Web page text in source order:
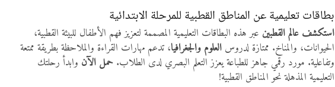
بطاقات تعليمية عن المناطق القطبية للمرحلة الابتدائية
استكشف عالم القطبين عبر هذه البطاقات التعليمية المصممة لتعزيز فهم الأطفال للبيئة القطبية،
الحيوانات، والمناخ. ممتازة لدروس العلوم والجغرافيا، تدعم مهارات القراءة والملاحظة بطريقة ممتعة
وتفاعلية. مورد رقمي جاهز للطباعة يعزز التعلم البصري لدى الطلاب. حمل الآن وابدأ رحلتك
التعليمية المذهلة نحو المناطق القطبية!